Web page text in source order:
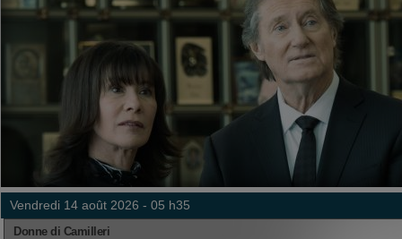
vendredi 14 août 2026 - 05 h35
Donne di Camilleri